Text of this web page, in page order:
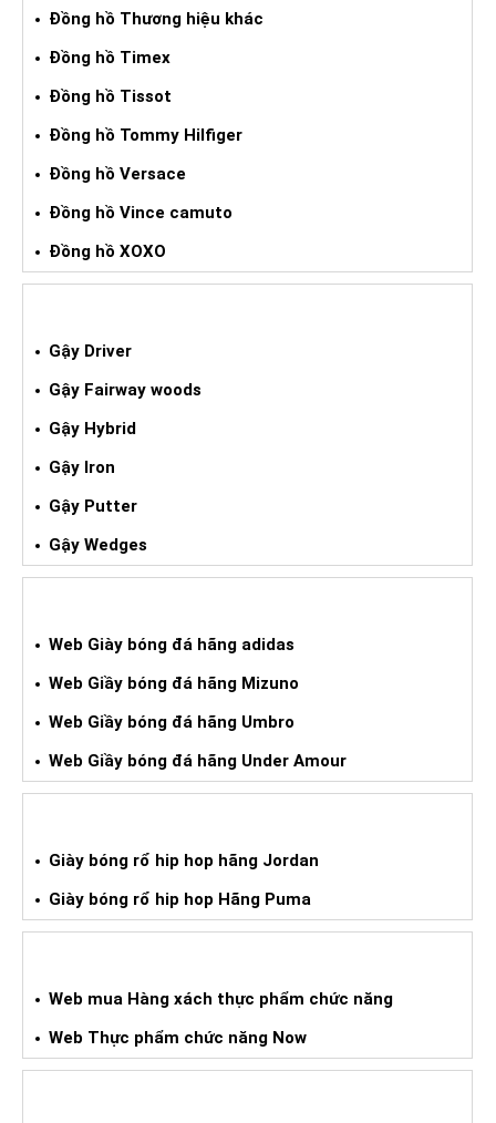
Đồng hồ Thương hiệu khác
Đồng hồ Timex
Đồng hồ Tissot
Đồng hồ Tommy Hilfiger
Đồng hồ Versace
Đồng hồ Vince camuto
Đồng hồ XOXO
Gậy Driver
Gậy Fairway woods
Gậy Hybrid
Gậy Iron
Gậy Putter
Gậy Wedges
Web Giày bóng đá hãng adidas
Web Giầy bóng đá hãng Mizuno
Web Giầy bóng đá hãng Umbro
Web Giầy bóng đá hãng Under Amour
Giày bóng rổ hip hop hãng Jordan
Giày bóng rổ hip hop Hãng Puma
Web mua Hàng xách thực phẩm chức năng
Web Thực phẩm chức năng Now